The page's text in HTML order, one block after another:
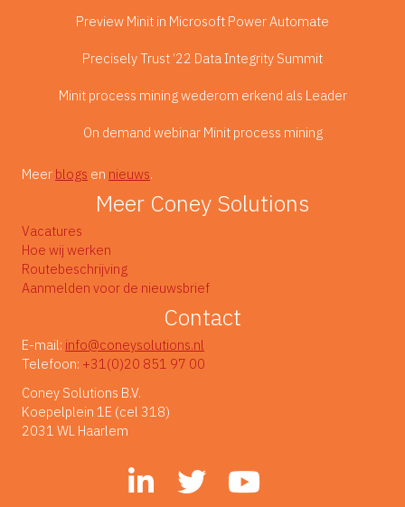
Preview Minit in Microsoft Power Automate
Precisely Trust ’22 Data Integrity Summit
Minit process mining wederom erkend als Leader
On demand webinar Minit process mining
Meer blogs en nieuws.
Meer Coney Solutions
Vacatures
Hoe wij werken
Routebeschrijving
Aanmelden voor de nieuwsbrief
Contact
E-mail: info@coneysolutions.nl
Telefoon: +31(0)20 851 97 00
Coney Solutions B.V.
Koepelplein 1E (cel 318)
2031 WL Haarlem